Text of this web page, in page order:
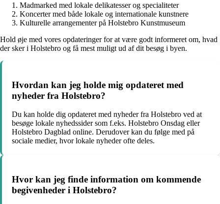
Madmarked med lokale delikatesser og specialiteter
Koncerter med både lokale og internationale kunstnere
Kulturelle arrangementer på Holstebro Kunstmuseum
Hold øje med vores opdateringer for at være godt informeret om, hvad
der sker i Holstebro og få mest muligt ud af dit besøg i byen.
Hvordan kan jeg holde mig opdateret med
nyheder fra Holstebro?
Du kan holde dig opdateret med nyheder fra Holstebro ved at
besøge lokale nyhedssider som f.eks. Holstebro Onsdag eller
Holstebro Dagblad online. Derudover kan du følge med på
sociale medier, hvor lokale nyheder ofte deles.
Hvor kan jeg finde information om kommende
begivenheder i Holstebro?